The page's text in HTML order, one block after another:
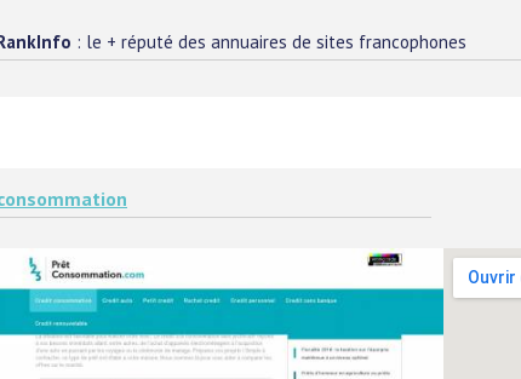
: le + réputé des annuaires de sites francophones